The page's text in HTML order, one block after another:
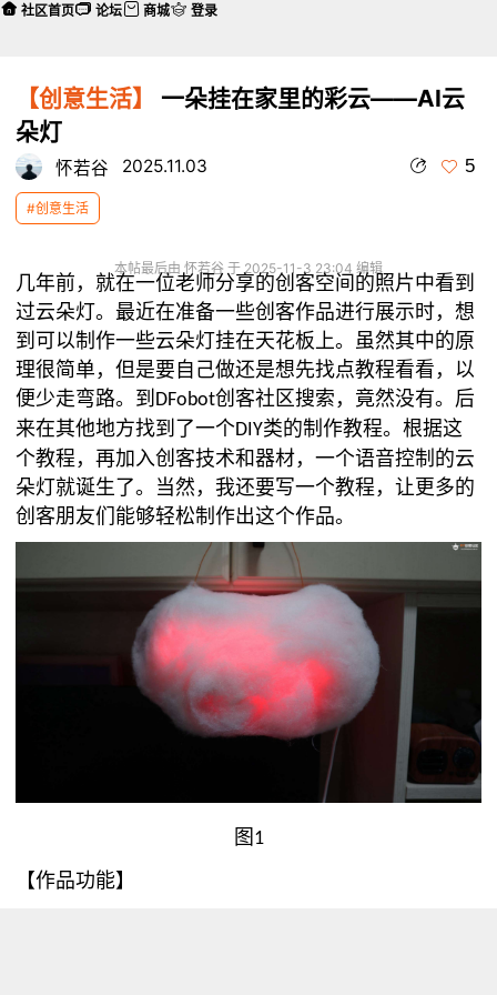
【创意生活】
一朵挂在家里的彩云——AI云
朵灯
怀若谷 2025.11.03 5
#创意生活
本帖最后由 怀若谷 于 2025-11-3 23:04 编辑
几年前，就在一位老师分享的创客空间的照片中看到
过云朵灯。最近在准备一些创客作品进行展示时，想
到可以制作一些云朵灯挂在天花板上。虽然其中的原
理很简单，但是要自己做还是想先找点教程看看，以
便少走弯路。到 DFobot创客社区搜索，竟然没有。后
来在其他地方找到了一个DIY类的制作教程。根据这
个教程，再加入创客技术和器材，一个语音控制的云
朵灯就诞生了。当然，我还要写一个教程，让更多的
创客朋友们能够轻松制作出这个作品。
图 1
【作品功能】
社区首页 论坛 商城 登录